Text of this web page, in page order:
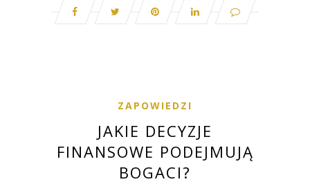
ZAPOWIEDZI
JAKIE DECYZJE
FINANSOWE PODEJMUJĄ
BOGACI?